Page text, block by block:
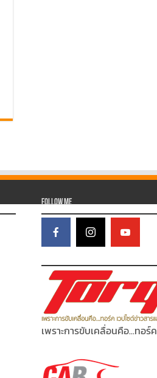
Follow Me
เพราะการขับเคลื่อนคือ...ทอร์ค